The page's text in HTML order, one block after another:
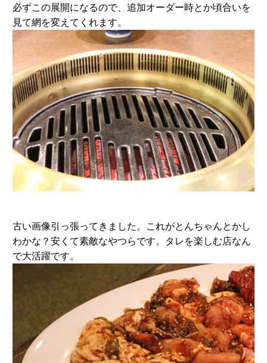
必ずこの展開になるので、追加オーダー時とか頃合いを
見て網を変えてくれます。
古い画像引っ張ってきました。これがとんちゃんとかし
わかな？安くて素敵なやつらです。タレを楽しむ店なん
で大活躍です。